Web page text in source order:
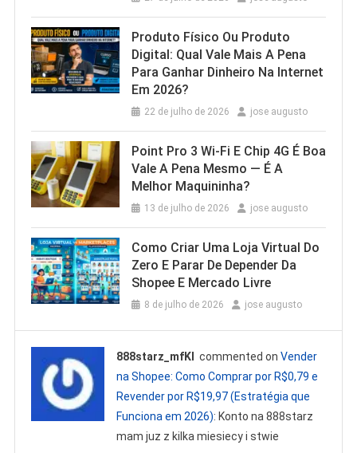
Produto Físico Ou Produto
Digital: Qual Vale Mais A Pena
Para Ganhar Dinheiro Na Internet
Em 2026?
22 de julho de 2026 jose augusto
Point Pro 3 Wi‑Fi E Chip 4G É Boa
Vale A Pena Mesmo — É A
Melhor Maquininha?
13 de julho de 2026 jose augusto
Como Criar Uma Loja Virtual Do
Zero E Parar De Depender Da
Shopee E Mercado Livre
8 de julho de 2026 jose augusto
888starz_mfKl commented onVender
na Shopee: Como Comprar por R$0,79 e
Revender por R$19,97 (Estratégia que
Funciona em 2026): Konto na 888starz
mam juz z kilka miesiecy i stwie